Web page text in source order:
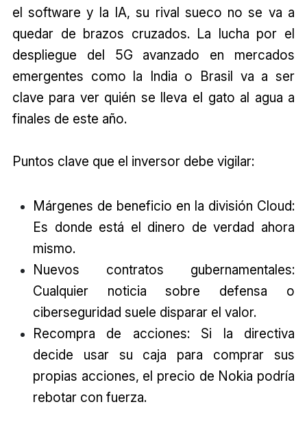
el software y la IA, su rival sueco no se va a
quedar de brazos cruzados. La lucha por el
despliegue del 5G avanzado en mercados
emergentes como la India o Brasil va a ser
clave para ver quién se lleva el gato al agua a
finales de este año.
Puntos clave que el inversor debe vigilar:
Márgenes de beneficio en la división Cloud:
Es donde está el dinero de verdad ahora
mismo.
Nuevos contratos gubernamentales:
Cualquier noticia sobre defensa o
ciberseguridad suele disparar el valor.
Recompra de acciones: Si la directiva
decide usar su caja para comprar sus
propias acciones, el precio de Nokia podría
rebotar con fuerza.